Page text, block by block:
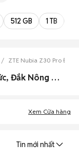
512 GB 1 TB
ZTE Nubia Z30 Pro Đắk
0 Zte Nubia Z30 Pro cũ Huyện Tuy Đức, Đắk Nông đẹp
Xem Cửa hàng
Tin mới nhất